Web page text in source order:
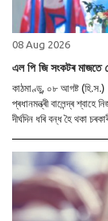
08 Aug 2026
এল পি জি সংকটৰ মাজতে
কাঠমাণ্ডু, ০৮ আগষ্ট
প্ৰধানমন্ত্ৰী বালেন্দ্ৰ
দীৰ্ঘদিন ধৰি বন্ধ হৈ থকা